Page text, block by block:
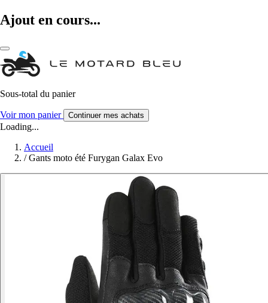
Ajout en cours...
Sous-total du panier
Voir mon panier Continuer mes achats
Loading...
Accueil
/ Gants moto été Furygan Galax Evo